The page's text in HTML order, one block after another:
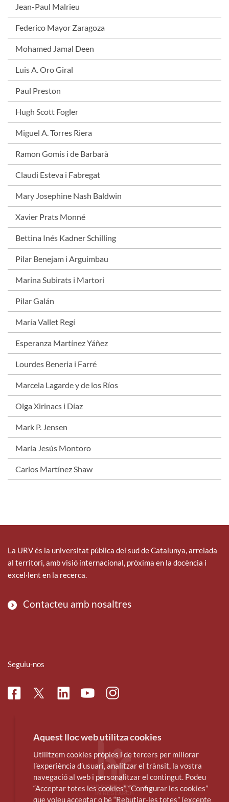
Jean-Paul Malrieu
Federico Mayor Zaragoza
Mohamed Jamal Deen
Luis A. Oro Giral
Paul Preston
Hugh Scott Fogler
Miguel A. Torres Riera
Ramon Gomis i de Barbarà
Claudi Esteva i Fabregat
Mary Josephine Nash Baldwin
Xavier Prats Monné
Bettina Inés Kadner Schilling
Pilar Benejam i Arguimbau
Marina Subirats i Martori
Pilar Galán
María Vallet Regí
Esperanza Martínez Yáñez
Lourdes Beneria i Farré
Marcela Lagarde y de los Ríos
Olga Xirinacs i Díaz
Mark P. Jensen
María Jesús Montoro
Carlos Martínez Shaw
La URV és la universitat pública del sud de Catalunya, arrelada
al territori, amb visió internacional, pròxima en la docència i
excel·lent en la recerca.
Contacteu amb nosaltres
Seguiu-nos
FacebookTwitterLinkedinYoutubeInstagram
Aquest lloc web utilitza cookies
Utilitzem cookies pròpies i de tercers per millorar
l’experiència d’usuari, analitzar el trànsit, la vostra
navegació al web i personalitzar el contingut. Podeu
“Acceptar totes les cookies”, “Configurar les cookies”
que voleu acceptar o bé “Rebutjar-les totes” (excepte